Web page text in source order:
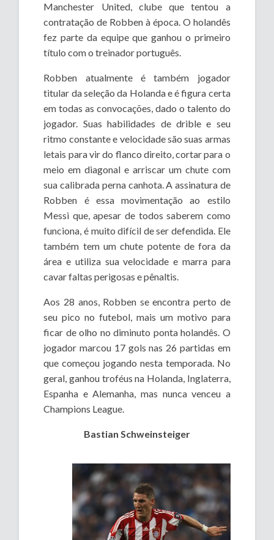
Manchester United, clube que tentou a
contratação de Robben à época. O holandês
fez parte da equipe que ganhou o primeiro
título com o treinador português.
Robben atualmente é também jogador
titular da seleção da Holanda e é figura certa
em todas as convocações, dado o talento do
jogador. Suas habilidades de drible e seu
ritmo constante e velocidade são suas armas
letais para vir do flanco direito, cortar para o
meio em diagonal e arriscar um chute com
sua calibrada perna canhota. A assinatura de
Robben é essa movimentação ao estilo
Messi que, apesar de todos saberem como
funciona, é muito difícil de ser defendida. Ele
também tem um chute potente de fora da
área e utiliza sua velocidade e marra para
cavar faltas perigosas e pênaltis.
Aos 28 anos, Robben se encontra perto de
seu pico no futebol, mais um motivo para
ficar de olho no diminuto ponta holandês. O
jogador marcou 17 gols nas 26 partidas em
que começou jogando nesta temporada. No
geral, ganhou troféus na Holanda, Inglaterra,
Espanha e Alemanha, mas nunca venceu a
Champions League.
Bastian Schweinsteiger